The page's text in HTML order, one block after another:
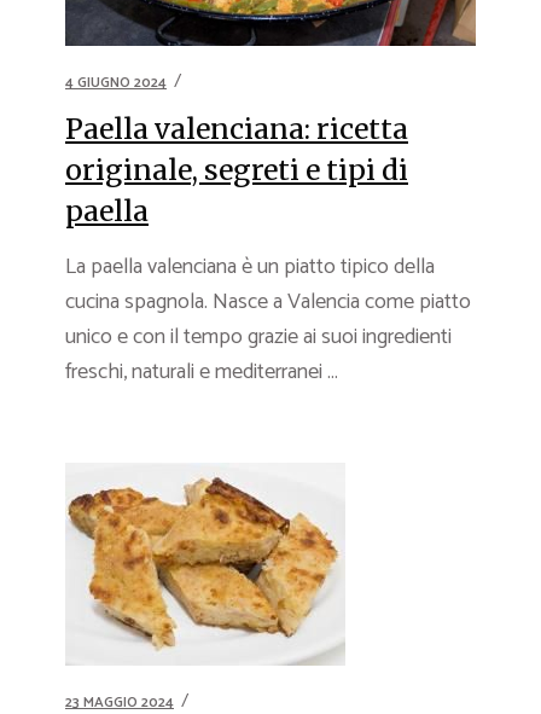
4 GIUGNO 2024
Paella valenciana: ricetta
originale, segreti e tipi di
paella
La paella valenciana è un piatto tipico della
cucina spagnola. Nasce a Valencia come piatto
unico e con il tempo grazie ai suoi ingredienti
freschi, naturali e mediterranei ...
23 MAGGIO 2024